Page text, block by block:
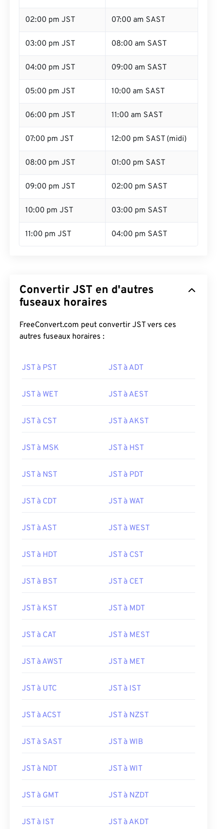
02:00 pm JST 07:00 am SAST
03:00 pm JST 08:00 am SAST
04:00 pm JST 09:00 am SAST
05:00 pm JST 10:00 am SAST
06:00 pm JST 11:00 am SAST
07:00 pm JST 12:00 pm SAST (midi)
08:00 pm JST 01:00 pm SAST
09:00 pm JST 02:00 pm SAST
10:00 pm JST 03:00 pm SAST
11:00 pm JST 04:00 pm SAST
Convertir JST en d'autres
fuseaux horaires
FreeConvert.com peut convertir JST vers ces
autres fuseaux horaires :
JST à PST JST à ADT
JST à WET JST à AEST
JST à CST JST à AKST
JST à MSK JST à HST
JST à NST JST à PDT
JST à CDT JST à WAT
JST à AST JST à WEST
JST à HDT JST à CST
JST à BST JST à CET
JST à KST JST à MDT
JST à CAT JST à MEST
JST à AWST JST à MET
JST à UTC JST à IST
JST à ACST JST à NZST
JST à SAST JST à WIB
JST à NDT JST à WIT
JST à GMT JST à NZDT
JST à IST JST à AKDT